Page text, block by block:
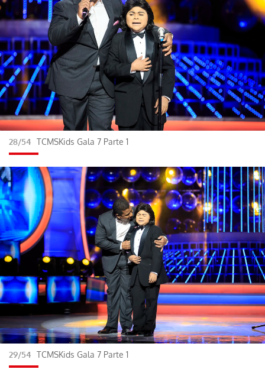
28/54 TCMSKids Gala 7 Parte 1
29/54 TCMSKids Gala 7 Parte 1